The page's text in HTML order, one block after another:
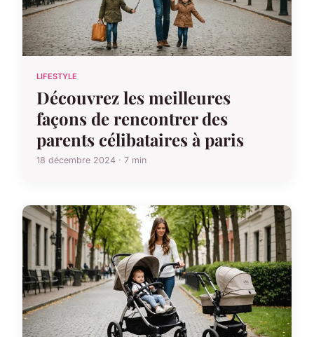
LIFESTYLE
Découvrez les meilleures
façons de rencontrer des
parents célibataires à paris
18 décembre 2024 · 7 min